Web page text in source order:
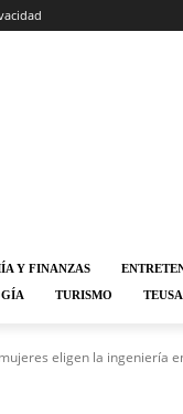
Y FINANZAS
TURISMO
eligen la ingeniería